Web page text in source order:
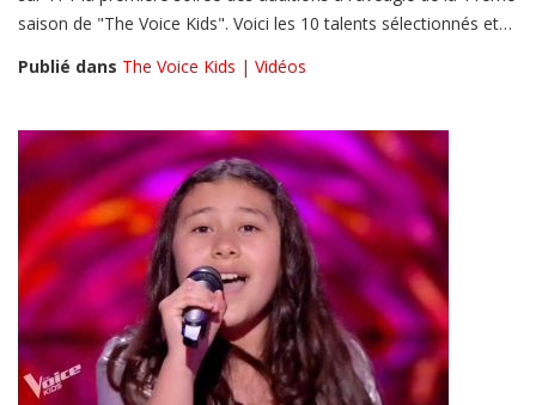
saison de "The Voice Kids". Voici les 10 talents sélectionnés et…
Publié dans The Voice Kids | Vidéos